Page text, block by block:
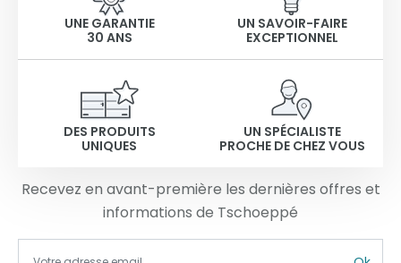
UNE GARANTIE
30 ANS
UN SAVOIR-FAIRE
EXCEPTIONNEL
DES PRODUITS
UNIQUES
UN SPÉCIALISTE
PROCHE DE CHEZ VOUS
Recevez en avant-première les dernières offres et
informations de Tschoeppé